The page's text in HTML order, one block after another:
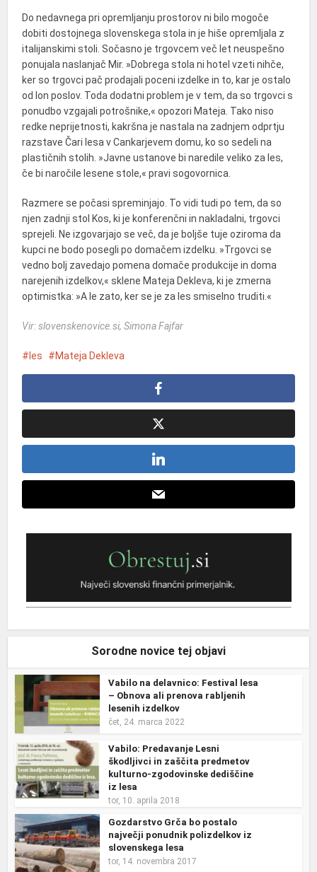
Do nedavnega pri opremljanju prostorov ni bilo mogoče
dobiti dostojnega slovenskega stola in je hiše opremljala z
italijanskimi stoli. Sočasno je trgovcem več let neuspešno
ponujala naslanjač Mir. »Dobrega stola ni hotel vzeti nihče,
ker so trgovci pač prodajali poceni izdelke in to, kar je ostalo
od lon poslov. Toda dodatni problem je v tem, da so trgovci s
ponudbo vzgajali potrošnike,« opozori Mateja. Tako niso
redke neprijetnosti, kakršna je nastala na zadnjem odprtju
razstave Čari lesa v Cankarjevem domu, ko so sedeli na
plastičnih stolih. »Javne ustanove bi naredile veliko za les,
če bi naročile lesene stole,« pravi sogovornica.
Razmere se počasi spreminjajo. To vidi tudi po tem, da so
njen zadnji stol Kos, ki je konferenčni in nakladalni, trgovci
sprejeli. Ne izgovarjajo se več, da je boljše tuje oziroma da
kupci ne bodo posegli po domačem izdelku. »Trgovci se
vedno bolj zavedajo pomena domače produkcije in doma
narejenih izdelkov,« sklene Mateja Dekleva, ki je zmerna
optimistka: »A le zato, ker se je za les smiselno truditi.«
Vir: slovenskenovice.si, Simona Fajfar
les Mateja Dekleva
Sorodne novice tej objavi
Vabilo na delavnico: Festival lesa
– Obnova ali prenova rabljenih
lesenih izdelkov
čet, 24. marca 2022
Vabilo: Predavanje Lesni
škodljivci in zaščita predmetov
kulturno-zgodovinske dediščine
iz lesa
tor, 10. aprila 2018
Gozdarstvo Grča bo postalo
največji ponudnik polizdelkov iz
slovenskega lesa
tor, 14. novembra 2017